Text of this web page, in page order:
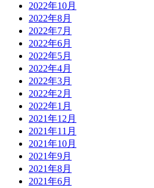
2022年10月
2022年8月
2022年7月
2022年6月
2022年5月
2022年4月
2022年3月
2022年2月
2022年1月
2021年12月
2021年11月
2021年10月
2021年9月
2021年8月
2021年6月